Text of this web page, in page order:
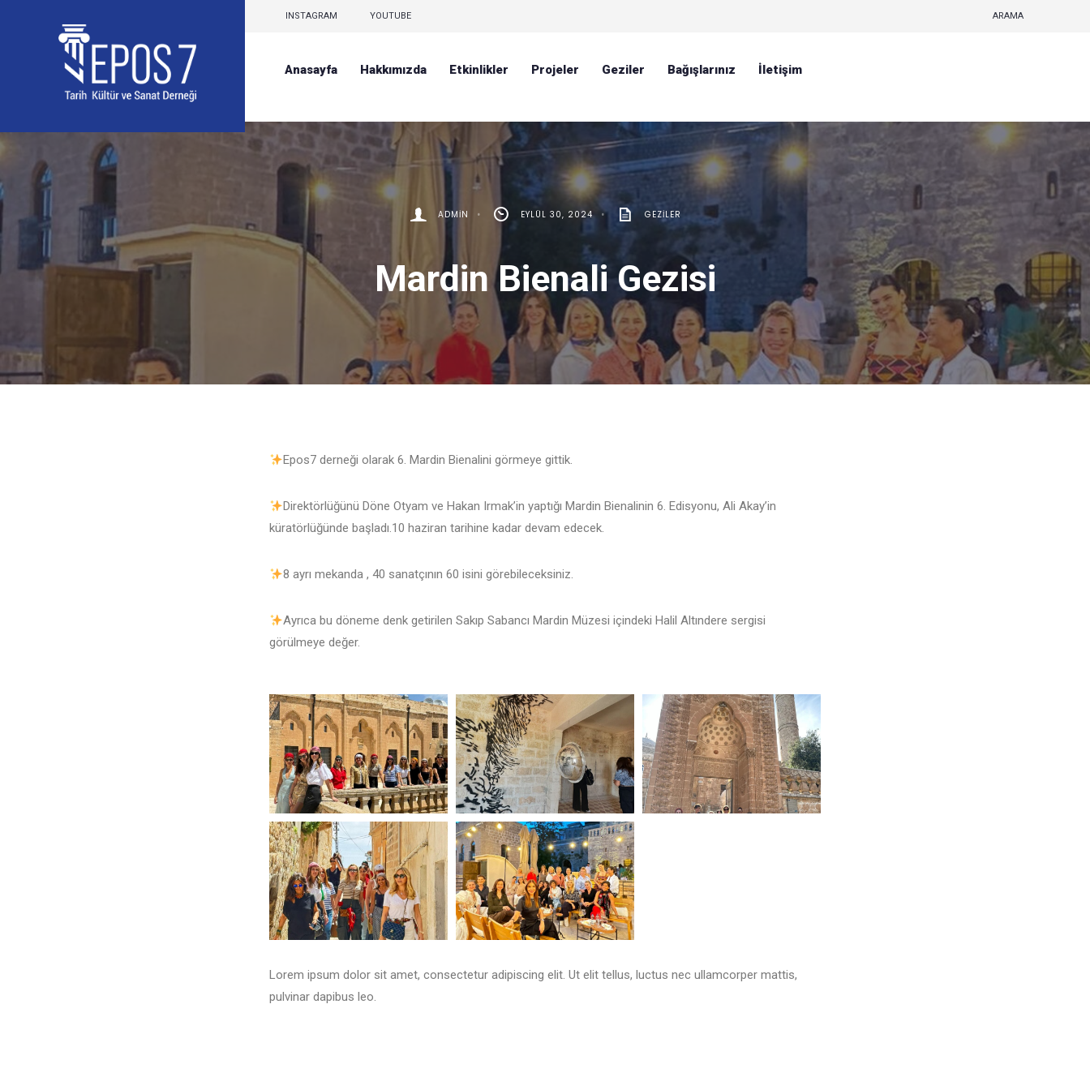
INSTAGRAM YOUTUBE ARAMA
Anasayfa Hakkımızda Etkinlikler Projeler Geziler Bağışlarınız İletişim
ADMIN • EYLÜL 30, 2024 • GEZILER
Mardin Bienali Gezisi
Epos7 derneği olarak 6. Mardin Bienalini görmeye gittik.
Direktörlüğünü Döne Otyam ve Hakan Irmak’in yaptığı Mardin Bienalinin 6. Edisyonu, Ali Akay’in
küratörlüğünde başladı.10 haziran tarihine kadar devam edecek.
8 ayrı mekanda , 40 sanatçının 60 isini görebileceksiniz.
Ayrıca bu döneme denk getirilen Sakıp Sabancı Mardin Müzesi içindeki Halil Altındere sergisi
görülmeye değer.
Lorem ipsum dolor sit amet, consectetur adipiscing elit. Ut elit tellus, luctus nec ullamcorper mattis,
pulvinar dapibus leo.